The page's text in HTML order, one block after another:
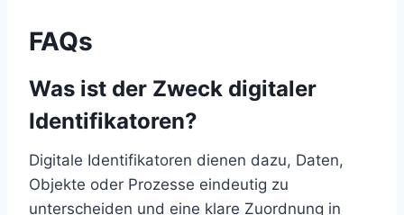
FAQs
Was ist der Zweck digitaler
Identifikatoren?
Digitale Identifikatoren dienen dazu, Daten,
Objekte oder Prozesse eindeutig zu
unterscheiden und eine klare Zuordnung in